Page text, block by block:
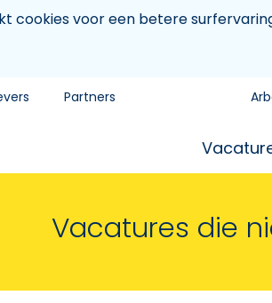
cookies voor een betere
Partners
Vacatures die